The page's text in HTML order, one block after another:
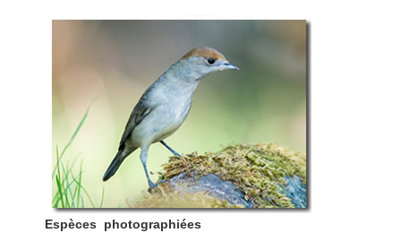
Espèces photographiées